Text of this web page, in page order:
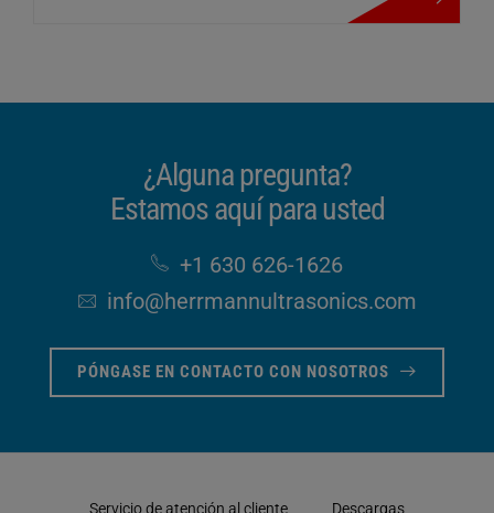
¿Alguna pregunta?
Estamos aquí para usted
+1 630 626-1626
info​@herrmannultrasonics​.com
PÓNGASE EN CONTACTO CON NOSOTROS
Servicio de atención al cliente Descargas